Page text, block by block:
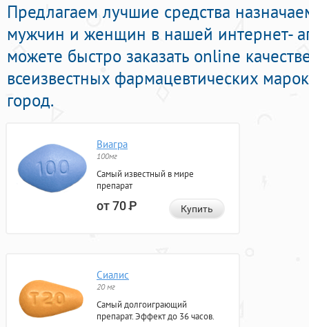
Предлагаем лучшие средства
мужчин и женщин в нашей интернет-
можете быстро заказать online
всеизвестных фармацевтических
город.
Виагра
100мг
Самый известный в мире
препарат
от 70Р Купить
Сиалис
20 мг
Самый долгоиграющий
препарат. Эффект до 36 часов.